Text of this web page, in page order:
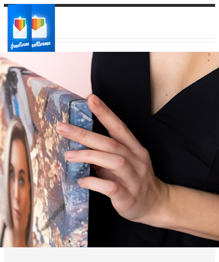
Ваш город:
Ваш регион доставки
Выберите из списка: